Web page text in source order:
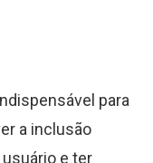
para
a inclusão
e ter